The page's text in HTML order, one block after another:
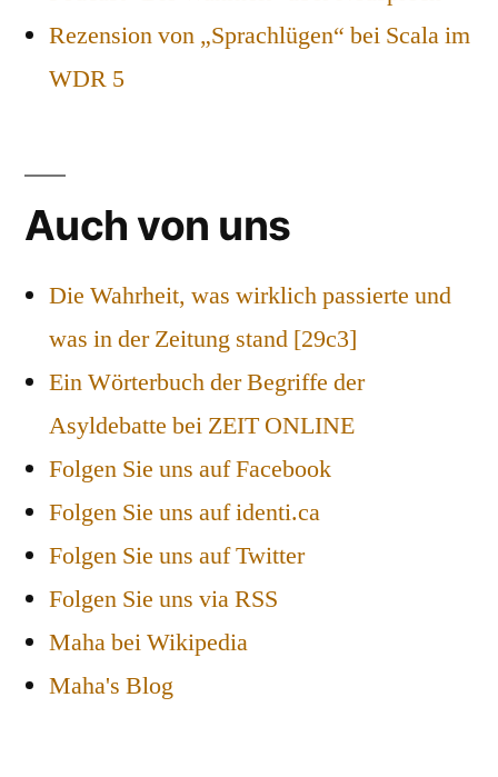
Rezension von „Sprachlügen“ bei Scala im
WDR 5
Auch von uns
Die Wahrheit, was wirklich passierte und
was in der Zeitung stand [29c3]
Ein Wörterbuch der Begriffe der
Asyldebatte bei ZEIT ONLINE
Folgen Sie uns auf Facebook
Folgen Sie uns auf identi.ca
Folgen Sie uns auf Twitter
Folgen Sie uns via RSS
Maha bei Wikipedia
Maha's Blog